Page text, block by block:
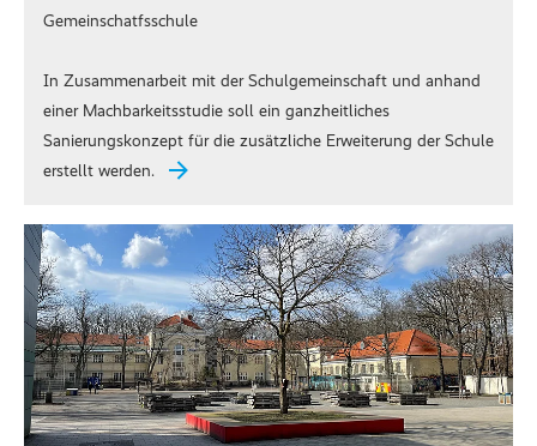
Gemeinschatfsschule
In Zusammenarbeit mit der Schulgemeinschaft und anhand
einer Machbarkeitsstudie soll ein ganzheitliches
Sanierungskonzept für die zusätzliche Erweiterung der Schule
erstellt werden.